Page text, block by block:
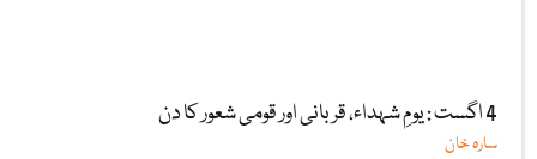
4 اگست : یومِ شہداء، قربانی اور قومی شعور کا دن
سارہ خان